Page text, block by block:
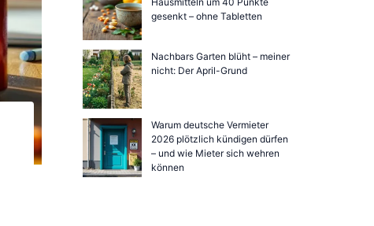
gesenkt – ohne Tabletten
Nachbars Garten blüht – meiner
nicht: Der April-Grund
Warum deutsche Vermieter
2026 plötzlich kündigen dürfen
– und wie Mieter sich wehren
können